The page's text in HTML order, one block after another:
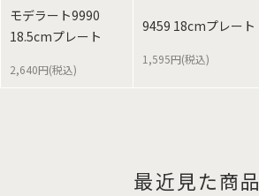
モデラート9990
18.5cmプレート
2,640円(税込)
9459 18cmプレート
1,595円(税込)
最近見た商品